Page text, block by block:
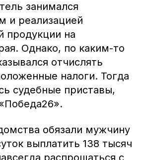
занимался
и реализацией
продукции на
Однако, по каким-то
отчислять
налоги. Тогда
судебные приставы,
обязали мужчину
выплатить 138 тысяч
распрощаться с